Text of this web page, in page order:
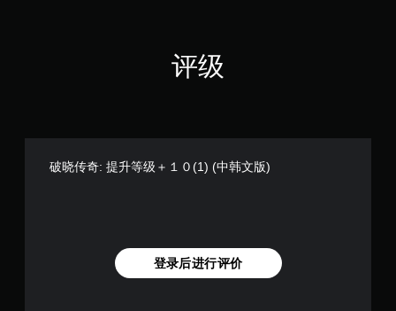
评级
破晓传奇: 提升等级＋１０(1) (中韩文版)
登录后进行评价